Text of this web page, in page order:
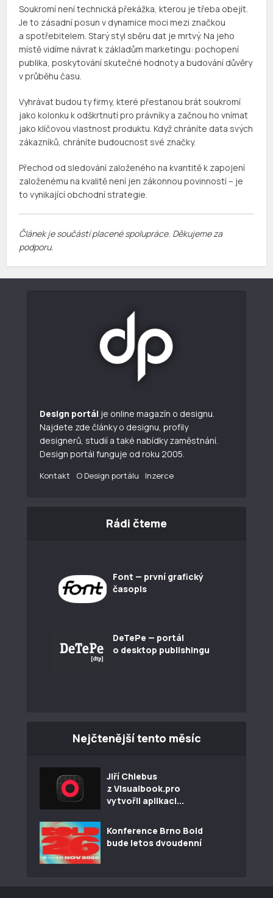
Soukromí není technická překážka, kterou je třeba obejít.
Je to zásadní posun v dynamice moci mezi značkou
a spotřebitelem. Starý styl sběru dat je mrtvý. Na jeho
místě vidíme návrat k základům marketingu: pochopení
publika, poskytování skutečné hodnoty a budování důvěry
v průběhu času.
Vyhrávat budou ty firmy, které přestanou brát soukromí
jako kolonku k odškrtnutí pro právníky a začnou ho vnímat
jako klíčovou vlastnost produktu. Když chráníte data svých
zákazníků, chráníte budoucnost své značky.
Přechod od sledování založeného na kvantitě k zapojení
založenému na kvalitě není jen zákonnou povinností – je
to vynikající obchodní strategie.
Článek je součástí placené spolupráce. Děkujeme za
podporu.
Design portál je online magazín o designu.
Najdete zde články o designu, profily
designerů, studií a také nabídky zaměstnání.
Design portál funguje od roku 2005.
Kontakt O Design portálu Inzerce
Rádi čteme
Font — první grafický
časopis
DeTePe — portál
o desktop publishingu
Nejčtenější tento měsíc
Jiří Chlebus
z Visualbook.pro
vytvořil aplikaci...
Konference Brno Bold
bude letos dvoudenní